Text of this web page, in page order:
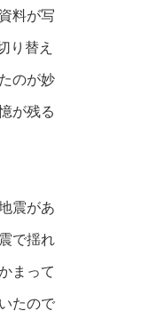
料が写
り替え
のが妙
が残る
震があ
で揺れ
まって
たので